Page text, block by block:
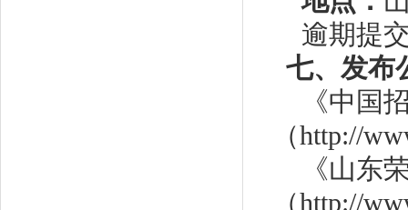
逾期提
七、发布
《中国
（http://
《山东
（http://